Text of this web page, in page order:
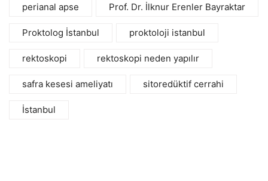
perianal apse Prof. Dr. İlknur Erenler Bayraktar
Proktolog İstanbul proktoloji istanbul
rektoskopi rektoskopi neden yapılır
safra kesesi ameliyatı sitoredüktif cerrahi
İstanbul